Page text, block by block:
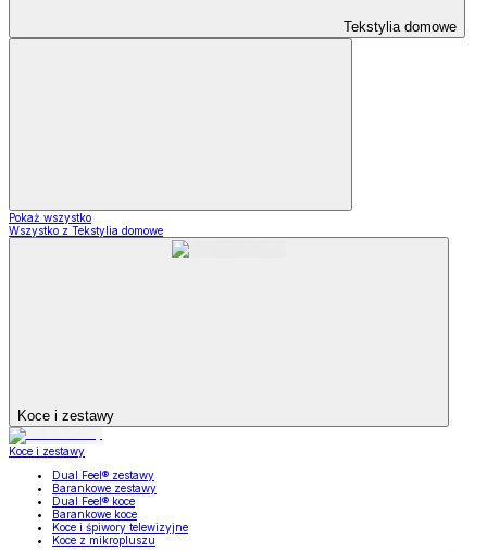
Tekstylia domowe
Pokaż wszystko
Wszystko z Tekstylia domowe
Koce i zestawy
Koce i zestawy
Dual Feel® zestawy
Barankowe zestawy
Dual Feel® koce
Barankowe koce
Koce i śpiwory telewizyjne
Koce z mikropluszu